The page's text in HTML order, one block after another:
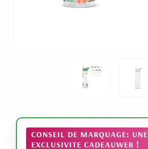
CONSEIL DE MARQUAGE: UNE
EXCLUSIVITE CADEAUWEB !